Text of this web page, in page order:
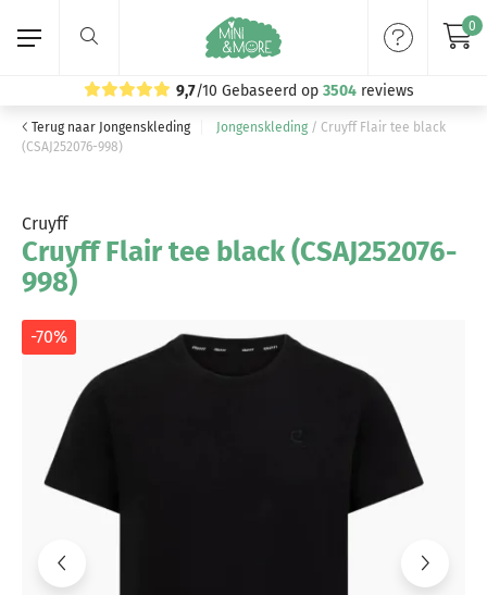
9,7/10 Gebaseerd op 3504 reviews
0
Home
Jongenskleding
Merken
Volg ons:
Terug naar Jongenskleding Jongenskleding / Cruyff Flair tee black
(CSAJ252076-998)
Cruyff
Cruyff Flair tee black (CSAJ252076-
998)
-70%